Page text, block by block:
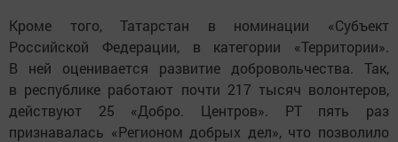
Кроме того, Татарстан в номинации «Субъект
Российской Федерации, в категории «Территории».
В ней оценивается развитие добровольчества. Так,
в республике работают почти 217 тысяч волонтеров,
действуют 25 «Добро. Центров». РТ пять раз
признавалась «Регионом добрых дел», что позволило